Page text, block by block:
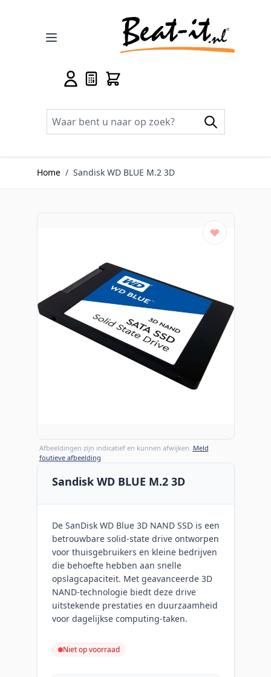
Home / Sandisk WD BLUE M.2 3D
Afbeeldingen zijn indicatief en kunnen afwijken. Meld
foutieve afbeelding
Sandisk WD BLUE M.2 3D
De SanDisk WD Blue 3D NAND SSD is een
betrouwbare solid-state drive ontworpen
voor thuisgebruikers en kleine bedrijven
die behoefte hebben aan snelle
opslagcapaciteit. Met geavanceerde 3D
NAND-technologie biedt deze drive
uitstekende prestaties en duurzaamheid
voor dagelijkse computing-taken.
Niet op voorraad